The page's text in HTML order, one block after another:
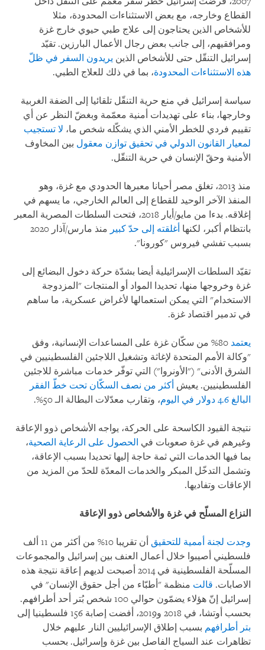
القطاع وخارجه، مع بعض الاستثناءات المحدودة، مثلا
للأشخاص الذين يحتاجون إلى علاج طبي حيوي خارج غزة
ومرافقيهم، إلى جانب بعض رجال الأعمال البارزين. تقيّد
إسرائيل التنقّل حتى للأشخاص الذين يريدون السفر في ظلّ
هذه الاستثناءات المحدودة، بما في ذلك للعلاج الطبي.
سياسة إسرائيل في منع حرية التنقّل تلقائيا إلى الضفة الغربية
وخارجها، بناء على تهديدات أمنية معمّمة وبغضّ النظر عن أي
تقييم فردي للخطر الأمني الذي يشكّله شخص ما، لا تستجيب
لمعيار القانون الدولي في تحقيق توازن معقول بين المخاوف
الأمنية وحقّ الإنسان في حرية التنقّل.
منذ 2013، تغلق مصر أحيانا معبرها الحدودي مع غزة، وهو
المنفذ الآخر الوحيد للقطاع إلى العالم الخارجي، ما يسهم في
إغلاقه. بدءا من مايو/أيار 2018، فتحت السلطات المصرية المعبر
بانتظام أكبر، لكنها أغلقته إلى حدّ كبير
منذ مارس/آذار 2020
بسبب تفشي فيروس "كورونا".
تقيّد السلطات الإسرائيلية أيضا بشدّة حركة دخول البضائع إلى
غزة وخروجها منها، تحديدا المواد أو المنتجات "المزدوجة
الاستخدام" التي يمكن استعمالها لأغراض عسكرية، ما ساهم
في تدمير اقتصاد غزة.
يعتمد
80% من سكّان غزة على المساعدات الإنسانية، وفق
"وكالة الأمم المتحدة لإغاثة وتشغيل اللاجئين الفلسطينيين في
الشرق الأدنى" ("الأونروا") التي توفّر خدمات مباشرة للاجئين
الفلسطينيين. يعيش أكثر من نصف السكّان تحت خطّ الفقر
البالغ 4.6 دولار في اليوم
، وتقارب معدّلات البطالة الـ 50%.
نتيجة القيود الكاسحة على الحركة، يواجه الأشخاص ذوو الإعاقة
وغيرهم في غزة صعوبات في الحصول على الرعاية الصحية،
بما فيها الخدمات التي ثمة حاجة إليها تحديدا بسبب الإعاقة،
وتشمل التدخّل المبكر والخدمات المعدّة للحدّ من المزيد من
الإعاقات وتفاديها.
النزاع المسلّح في غزة والأشخاص ذوو الإعاقة
وجدت لجنة أممية للتحقيق
أن تقريبا 10% من أكثر من 11 ألف
فلسطيني أصيبوا خلال أعمال العنف بين إسرائيل والمجموعات
المسلّحة الفلسطينية في 2014 أصبحت لديهم إعاقة نتيجة هذه
الاصابات. قالت منظمة "أطبّاء من أجل حقوق الإنسان" في
إسرائيل إنّ هؤلاء يضمّون حوالي 100 شخص بُتر أحد أطرافهم.
بحسب أوتشا، في 2018 و2019، أفضت إصابة 156 فلسطينيا إلى
بتر أطرافهم بسبب إطلاق الإسرائيليين النار عليهم خلال
تظاهرات عند السياج الفاصل بين غزة وإسرائيل. بحسب